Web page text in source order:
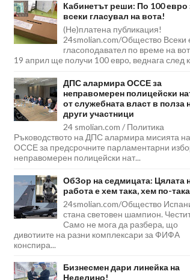
Кабинетът реши: По 100 евро
всеки гласувал на вота!
(Не)платена публикация!
24smolian.com/Общество Всеки
гласоподавател по време на
19 април ще получи 100 евро, веднага след
ДПС алармира ОССЕ за
неправомерен полицейски
от служебната власт в полза
други участници
24 smolian.com / Политика
Ръководството на ДПС алармира мисията на
ОССЕ за предсрочните парламентарни
неправомерен полицейски нат...
ОбЗор на седмицата: Цялата
работа е хем така, хем по-така
24smolian.com/Общество
стана световен шампион.
Само не мога да разбера, що
дивотиите на разни комплексари за ФИФА
конспира...
Бизнесмен дари линейка на
Неделино!